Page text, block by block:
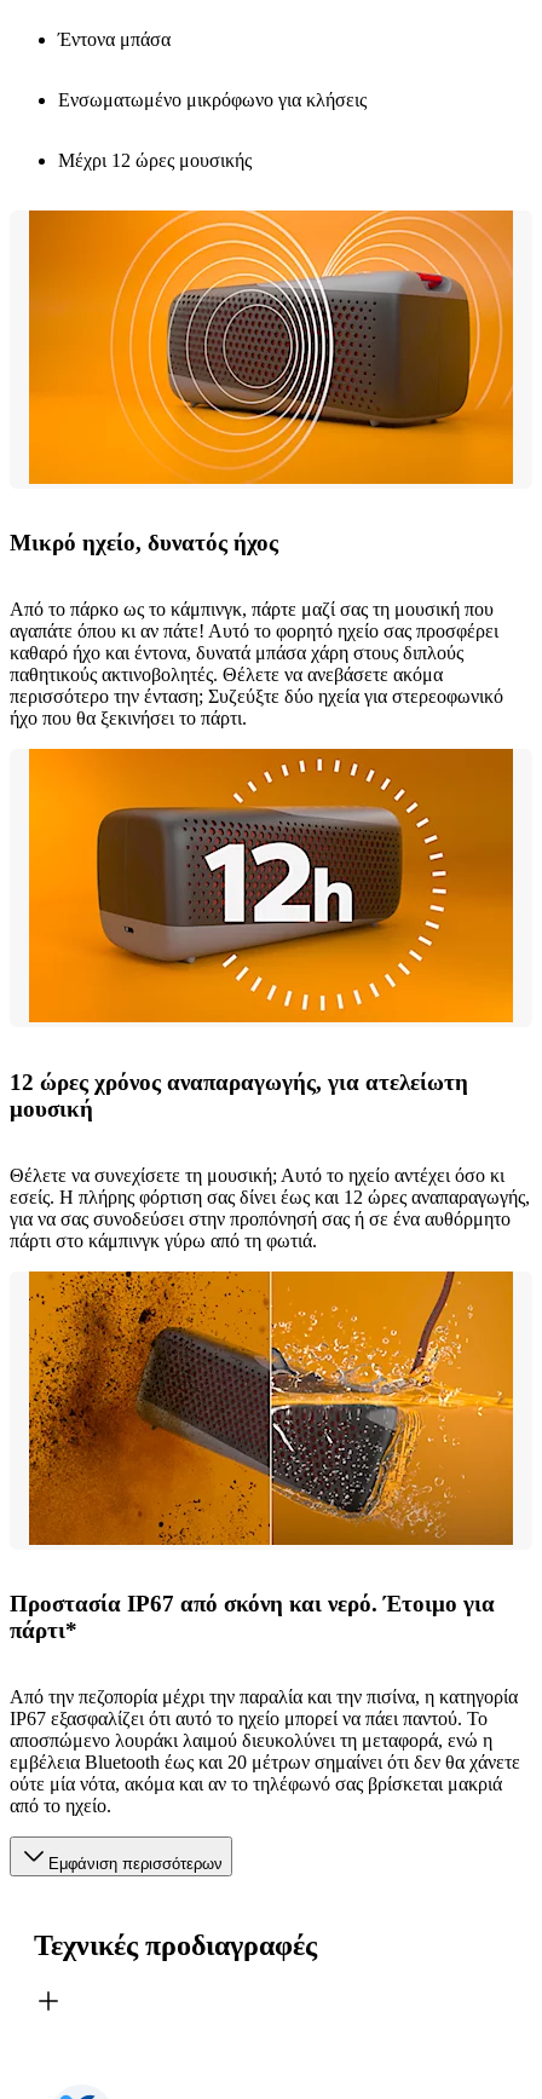
Έντονα μπάσα
Ενσωματωμένο μικρόφωνο για κλήσεις
Μέχρι 12 ώρες μουσικής
Μικρό ηχείο, δυνατός ήχος
Από το πάρκο ως το κάμπινγκ, πάρτε μαζί σας τη μουσική που
αγαπάτε όπου κι αν πάτε! Αυτό το φορητό ηχείο σας προσφέρει
καθαρό ήχο και έντονα, δυνατά μπάσα χάρη στους διπλούς
παθητικούς ακτινοβολητές. Θέλετε να ανεβάσετε ακόμα
περισσότερο την ένταση; Συζεύξτε δύο ηχεία για στερεοφωνικό
ήχο που θα ξεκινήσει το πάρτι.
12 ώρες χρόνος αναπαραγωγής, για ατελείωτη
μουσική
Θέλετε να συνεχίσετε τη μουσική; Αυτό το ηχείο αντέχει όσο κι
εσείς. Η πλήρης φόρτιση σας δίνει έως και 12 ώρες αναπαραγωγής,
για να σας συνοδεύσει στην προπόνησή σας ή σε ένα αυθόρμητο
πάρτι στο κάμπινγκ γύρω από τη φωτιά.
Προστασία IP67 από σκόνη και νερό. Έτοιμο για
πάρτι*
Από την πεζοπορία μέχρι την παραλία και την πισίνα, η κατηγορία
IP67 εξασφαλίζει ότι αυτό το ηχείο μπορεί να πάει παντού. Το
αποσπώμενο λουράκι λαιμού διευκολύνει τη μεταφορά, ενώ η
εμβέλεια Bluetooth έως και 20 μέτρων σημαίνει ότι δεν θα χάνετε
ούτε μία νότα, ακόμα και αν το τηλέφωνό σας βρίσκεται μακριά
από το ηχείο.
Εμφάνιση περισσότερων
Τεχνικές προδιαγραφές